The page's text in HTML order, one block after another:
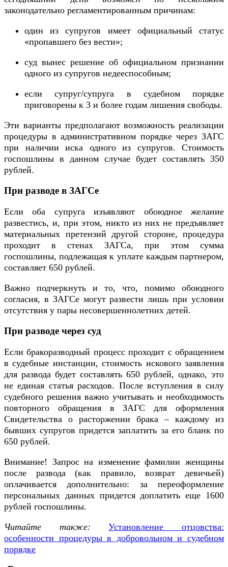
законодательно регламентированным причинам:
один из супругов имеет официальный статус
«пропавшего без вести»;
суд вынес решение об официальном признании
одного из супругов недееспособным;
если супруг/супруга в судебном порядке
приговорены к 3 и более годам лишения свободы.
Эти варианты предполагают возможность реализации
процедуры в административном порядке через ЗАГС
при наличии иска одного из супругов. Стоимость
госпошлины в данном случае будет составлять 350
рублей.
При разводе в ЗАГСе
Если оба супруга изъявляют обоюдное желание
развестись, и, при этом, никто из них не предъявляет
материальных претензий другой стороне, процедура
проходит в стенах ЗАГСа, при этом сумма
госпошлины, подлежащая к уплате каждым партнером,
составляет 650 рублей.
Важно подчеркнуть и то, что, помимо обоюдного
согласия, в ЗАГСе могут развести лишь при условии
отсутствия у пары несовершеннолетних детей.
При разводе через суд
Если бракоразводный процесс проходит с обращением
в судебные инстанции, стоимость искового заявления
для развода будет составлять 650 рублей, однако, это
не единая статья расходов. После вступления в силу
судебного решения важно учитывать и необходимость
повторного обращения в ЗАГС для оформления
Свидетельства о расторжении брака – каждому из
бывших супругов придется заплатить за его бланк по
650 рублей.
Внимание! Запрос на изменение фамилии женщины
после развода (как правило, возврат девичьей)
оплачивается дополнительно: за переоформление
персональных данных придется доплатить еще 1600
рублей госпошлины.
Читайте также:
Установление отцовства:
особенности процедуры в добровольном и судебном
порядке